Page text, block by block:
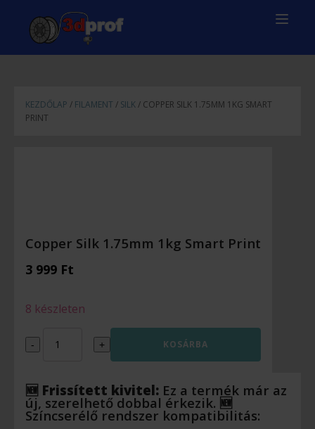
KEZDŐLAP / FILAMENT / SILK/ COPPER SILK 1.75MM 1KG SMART
PRINT
Copper Silk 1.75mm 1kg Smart Print
3 999 Ft
8 készleten
-
Copper
Smart
Print
mennyiség
+ KOSÁRBA
🆕 Frissített kivitel: Ez a termék már az
új, szerelhető dobbal érkezik. 🆕
Színcserélő rendszer kompatibilitás: